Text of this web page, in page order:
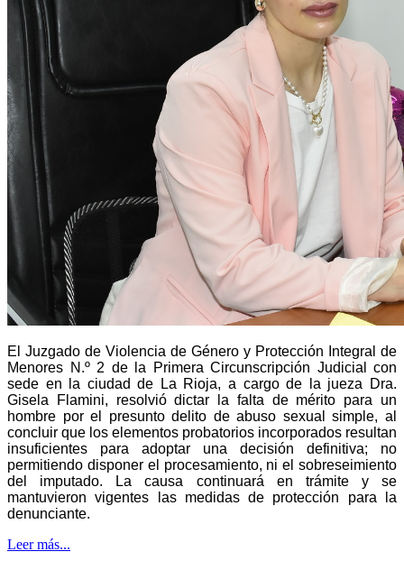
El Juzgado de Violencia de Género y Protección Integral de
Menores N.º 2 de la Primera Circunscripción Judicial con
sede en la ciudad de La Rioja, a cargo de la jueza Dra.
Gisela Flamini, resolvió dictar la falta de mérito para un
hombre por el presunto delito de abuso sexual simple, al
concluir que los elementos probatorios incorporados resultan
insuficientes para adoptar una decisión definitiva; no
permitiendo disponer el procesamiento, ni el sobreseimiento
del imputado. La causa continuará en trámite y se
mantuvieron vigentes las medidas de protección para la
denunciante.
Leer más...